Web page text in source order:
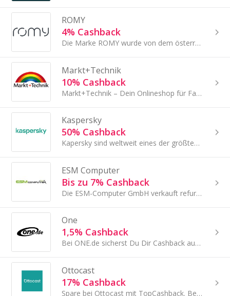
ROMY
4% Cashback
Die Marke ROMY wurde von dem österreichischen Unternehmen Robart GmbH entwickelt.
Markt+Technik
10% Cashback
Markt+Technik – Dein Onlineshop für Fachwissen und Technik
Kaspersky
50% Cashback
Kapersky sind weltweit eines der größten privat geführten Unternehmen für Cybersicherheit.
ESM Computer
Bis zu 7% Cashback
Die ESM-Computer GmbH verkauft refurbished Notebooks, PCs, Tablets, Smartphones, etc.
One
1,5% Cashback
Bei ONE.de sicherst Du Dir Cashback auf PCs, Notebooks & Gaming. Starte Deinen Einkauf über TopCashback und spare clever bei moderner Technik.
Ottocast
17% Cashback
Spare bei Ottocast mit TopCashback. Bestelle CarPlay-Adapter und Zubehör online und Dein Cashback wird automatisch im Hintergrund erfasst.